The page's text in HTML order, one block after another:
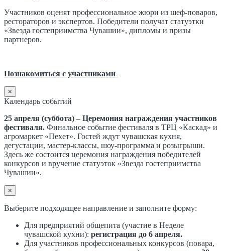
Участников оценят профессиональное жюри из шеф-поваров,
рестораторов и экспертов. Победители получат статуэтки
«Звезда гостеприимства Чувашии», дипломы и призы
партнеров.
Познакомиться с участниками
×
Календарь событий
25 апреля (суббота) – Церемония награждения участников
фестиваля. Финальное событие фестиваля в ТРЦ «Каскад» и
агромаркет «Пехет». Гостей ждут чувашская кухня,
дегустации, мастер-классы, шоу-программа и розыгрыши.
Здесь же состоится церемония награждения победителей
конкурсов и вручение статуэток «Звезда гостеприимства
Чувашии».
×
Выберите подходящее направление и заполните форму:
Для предприятий общепита (участие в Неделе
чувашской кухни): регистрация до 6 апреля.
Для участников профессиональных конкурсов (повара,